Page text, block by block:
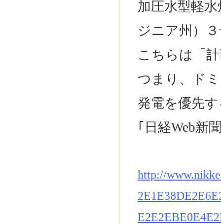
加圧水型軽
ジニア州）
こちらは「
つまり、ド
発電を優先
｢日経Web新
http://